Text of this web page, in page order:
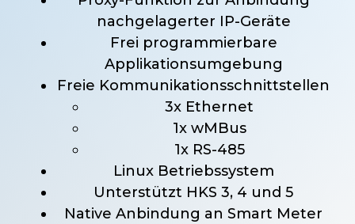
nachgelagerter IP-Geräte
Frei programmierbare
Applikationsumgebung
Freie Kommunikationsschnittstellen
3x Ethernet
1x wMBus
1x RS-485
Linux Betriebssystem
Unterstützt HKS 3, 4 und 5
Native Anbindung an Smart Meter